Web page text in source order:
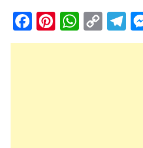
Facebook
Pinterest
Link